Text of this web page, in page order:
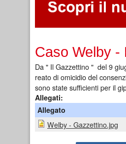
Caso Welby -
Da " Il Gazzettino " del 9
reato di omicidio del
sono state sufficienti per il
Allegati:
Allegato
Welby - Gazzettino.jpg